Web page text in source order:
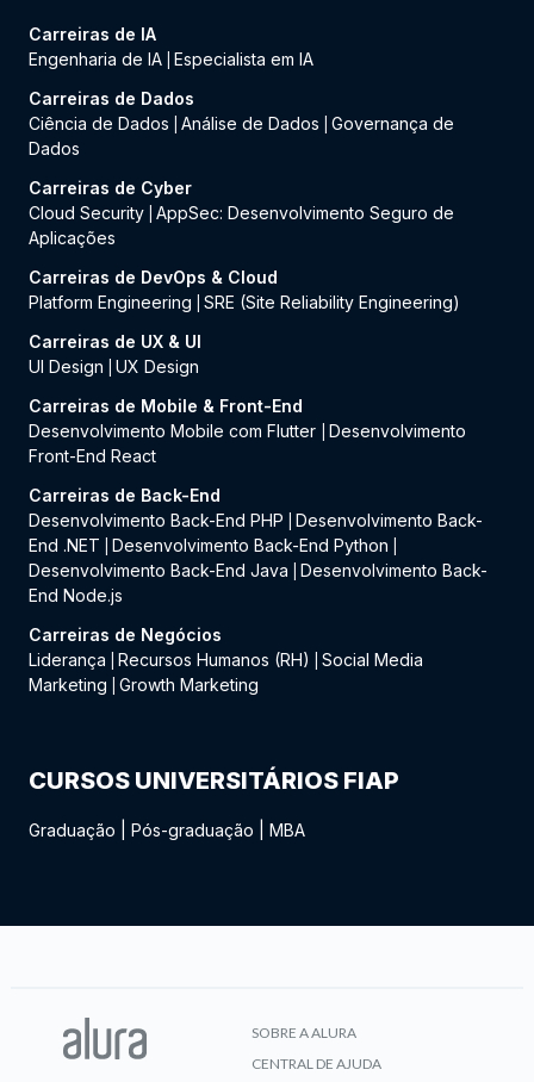
Carreiras de IA
Engenharia de IA Especialista em IA
Carreiras de Dados
Ciência de Dados
Análise de Dados
Governança de
Dados
Carreiras de Cyber
Cloud Security AppSec: Desenvolvimento Seguro de
Aplicações
Carreiras de DevOps & Cloud
Platform Engineering
SRE (Site Reliability Engineering)
Carreiras de UX & UI
UI Design
UX Design
Carreiras de Mobile & Front-End
Desenvolvimento Mobile com Flutter
Desenvolvimento
Front-End React
Carreiras de Back-End
Desenvolvimento Back-End PHP
Desenvolvimento Back-
End .NET
Desenvolvimento Back-End Python
Desenvolvimento Back-End Java
Desenvolvimento Back-
End Node.js
Carreiras de Negócios
Liderança
Recursos Humanos (RH)
Social Media
Marketing
Growth Marketing
CURSOS UNIVERSITÁRIOS FIAP
Graduação Pós-graduação MBA
SOBRE A ALURA
CENTRAL DE AJUDA